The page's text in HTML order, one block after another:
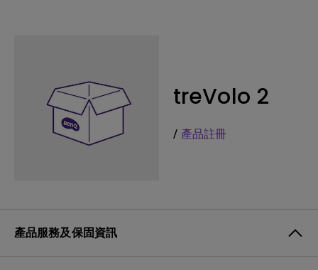
treVolo 2
/ 產品註冊
產品服務及保固資訊